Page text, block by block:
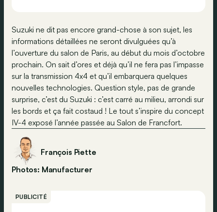
Suzuki ne dit pas encore grand-chose à son sujet, les
informations détaillées ne seront divulguées qu’à
l’ouverture du salon de Paris, au début du mois d’octobre
prochain. On sait d’ores et déjà qu’il ne fera pas l’impasse
sur la transmission 4x4 et qu’il embarquera quelques
nouvelles technologies. Question style, pas de grande
surprise, c’est du Suzuki : c’est carré au milieu, arrondi sur
les bords et ça fait costaud ! Le tout s’inspire du concept
IV-4 exposé l’année passée au Salon de Francfort.
François Piette
Photos: Manufacturer
PUBLICITÉ